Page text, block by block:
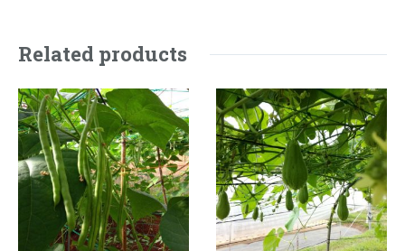
Related products